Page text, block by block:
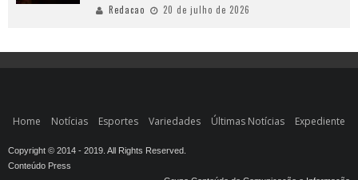
Redacao 20 de julho de 2026
Home Notícias Esportes Variedades Últimas Notícias Expediente
Copyright © 2014 - 2019. All Rights Reserved.
Conteúdo Press